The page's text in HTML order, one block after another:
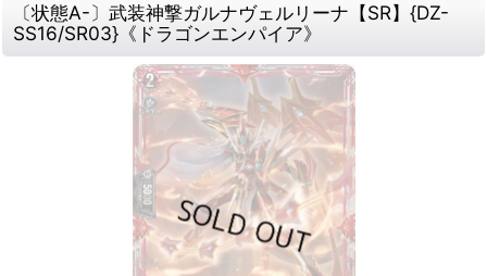
〔状態A-〕武装神撃ガルナヴェルリーナ【SR】{DZ-
SS16/SR03}《ドラゴンエンパイア》